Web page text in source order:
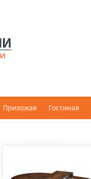
Прихожая Гостиная